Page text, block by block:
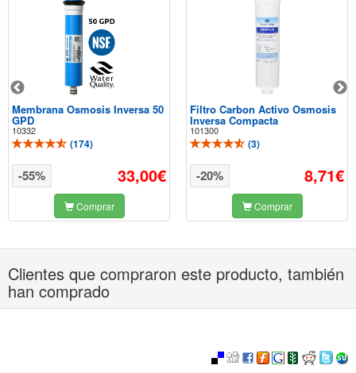
Membrana Osmosis Inversa 50
GPD
10332
(174)
33,00€
-55%
Comprar
Filtro Carbon Activo Osmosis
Inversa Compacta
101300
(3)
8,71€
-20%
Comprar
Clientes que compraron este producto, también
han comprado